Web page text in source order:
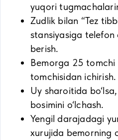
yuqori
Zudlik bilan “Tez
stansiyasiga
berish.
Bemorga 25 tomchi
tomchisidan ichirish.
Uy sharoitida
bosimini o‘lchash.
Yengil darajadagi
xurujida bemorning